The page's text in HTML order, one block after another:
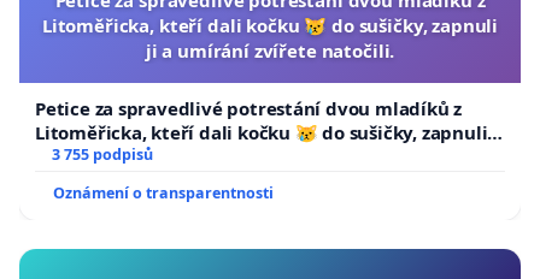
Litoměřicka, kteří dali kočku 😿 do sušičky, zapnuli
ji a umírání zvířete natočili.
Petice za spravedlivé potrestání dvou mladíků z
Litoměřicka, kteří dali kočku 😿 do sušičky, zapnuli ji
a umírání zvířete natočili.
3 755 podpisů
Oznámení o transparentnosti